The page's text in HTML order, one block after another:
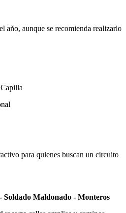
año, aunque se recomienda realizarlo
para quienes buscan un circuito
Soldado Maldonado - Monteros